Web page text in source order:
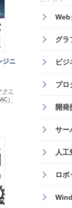
ジニ
クニ
）
Web
グラ
ビジ
プロ
開発
サー
人
ロボ